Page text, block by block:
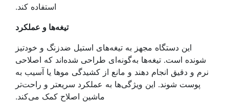
استفاده کند.
تیغه‌ها و عملکرد
این دستگاه مجهز به تیغه‌های استیل ضدزنگ و خودتیز
شونده است. تیغه‌ها به‌گونه‌ای طراحی شده‌اند که اصلاحی
نرم و دقیق انجام دهند و مانع از کشیدگی موها یا آسیب به
پوست شوند. این ویژگی‌ها به عملکرد سریعتر و راحت‌تر
ماشین اصلاح کمک می‌کند.